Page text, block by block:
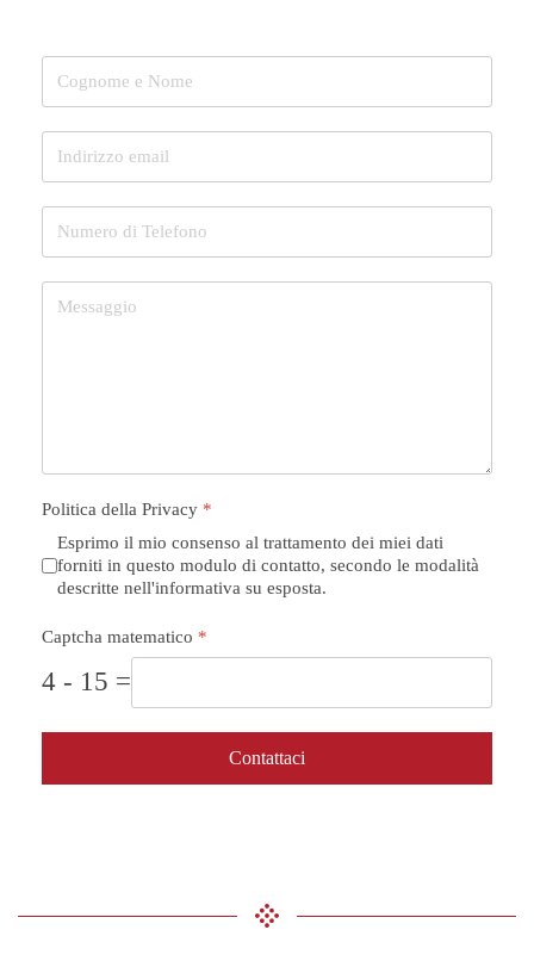
Politica della Privacy *
Esprimo il mio consenso al trattamento dei miei dati
forniti in questo modulo di contatto, secondo le modalità
descritte nell'informativa su esposta.
Captcha matematico *
4 - 15 =
Contattaci